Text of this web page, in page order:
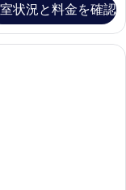
状況と料金を確認
ックス (室内)、デスク